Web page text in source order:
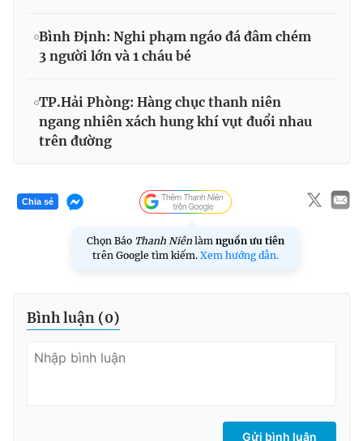
Bình Định: Nghi phạm ngáo đá đâm chém
3 người lớn và 1 cháu bé
TP.Hải Phòng: Hàng chục thanh niên
ngang nhiên xách hung khí vụt đuổi nhau
trên đường
Chia sẻ
Chọn Báo Thanh Niên làm nguồn ưu tiên
trên Google tìm kiếm. Xem hướng dẫn.
Bình luận (0)
Gửi bình luận